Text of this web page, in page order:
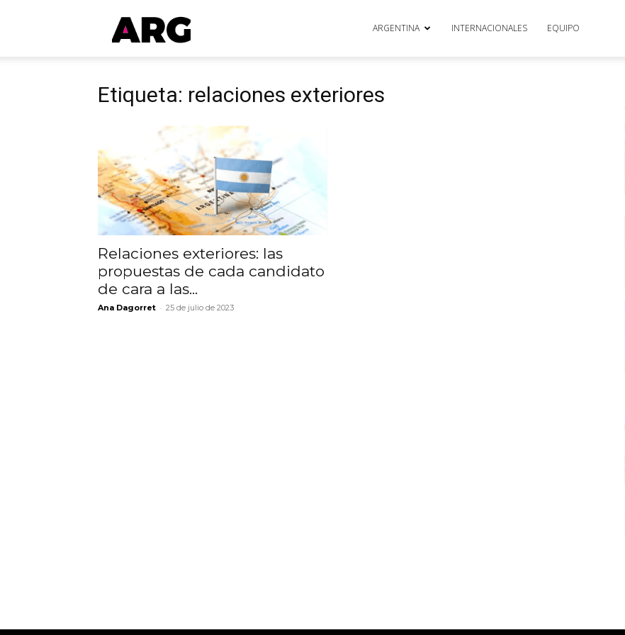
ARGmedios ARGENTINA INTERNACIONALES EQUIPO
Etiqueta: relaciones exteriores
Relaciones exteriores: las
propuestas de cada candidato
de cara a las...
Ana Dagorret - 25 de julio de 2023